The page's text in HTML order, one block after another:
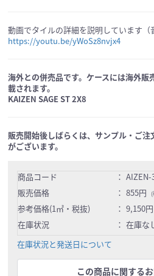
動画でタイルの詳細を説明しています（
https://youtu.be/yWoSz8nvjx4
海外との併売品です。ケースには海外
載されます。
KAIZEN SAGE ST 2X8
販売開始後しばらくは、サンプル・ご
がございます。
商品コード ： AIZEN-
販売価格
： 855円
参考価格(1㎡・税抜) ： 9,150円
在庫状況
： 在庫な
在庫状況と発送日について
この商品に関する